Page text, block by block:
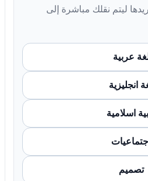
ليتم نقلك مباشرة إلى
عربية
انجليزية
اسلامية
تصميم